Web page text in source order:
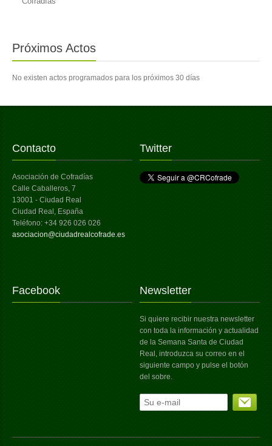
Próximos Actos
No existen actos programados para los próximos 30 días
Contacto
Asociación de Cofradías
Calle Caballeros, 7
13001 - Ciudad Real
Ciudad Real, España
Teléfono: +34 926 026 026
asociacion@ciudadrealcofrade.es
Twitter
Facebook Newsletter
Si quiere recibir nuestra newsletter
con toda la información y actualidad
de la Semana Santa de Ciudad
Real, introduzca su correo en el
siguiente campo y pulse el botón
del sobre.